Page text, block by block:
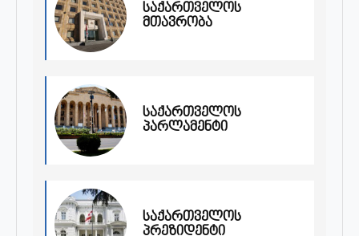
საქართველოს
მთავრობა
საქართველოს
პარლამენტი
საქართველოს
პრეზიდენტი